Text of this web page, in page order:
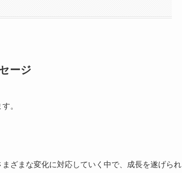
ージ
。
ざまな変化に対応していく中で、成長を遂げられ